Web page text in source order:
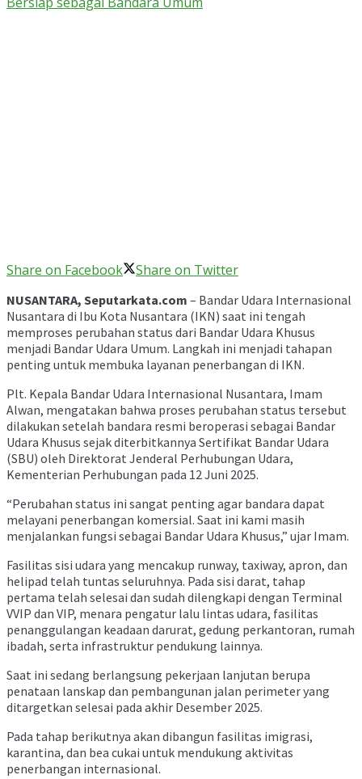
Share on Facebook Share on Twitter
NUSANTARA, Seputarkata.com – Bandar Udara Internasional
Nusantara di Ibu Kota Nusantara (IKN) saat ini tengah
memproses perubahan status dari Bandar Udara Khusus
menjadi Bandar Udara Umum. Langkah ini menjadi tahapan
penting untuk membuka layanan penerbangan di IKN.
Plt. Kepala Bandar Udara Internasional Nusantara, Imam
Alwan, mengatakan bahwa proses perubahan status tersebut
dilakukan setelah bandara resmi beroperasi sebagai Bandar
Udara Khusus sejak diterbitkannya Sertifikat Bandar Udara
(SBU) oleh Direktorat Jenderal Perhubungan Udara,
Kementerian Perhubungan pada 12 Juni 2025.
“Perubahan status ini sangat penting agar bandara dapat
melayani penerbangan komersial. Saat ini kami masih
menjalankan fungsi sebagai Bandar Udara Khusus,” ujar Imam.
Fasilitas sisi udara yang mencakup runway, taxiway, apron, dan
helipad telah tuntas seluruhnya. Pada sisi darat, tahap
pertama telah selesai dan sudah dilengkapi dengan Terminal
VVIP dan VIP, menara pengatur lalu lintas udara, fasilitas
penanggulangan keadaan darurat, gedung perkantoran, rumah
ibadah, serta infrastruktur pendukung lainnya.
Saat ini sedang berlangsung pekerjaan lanjutan berupa
penataan lanskap dan pembangunan jalan perimeter yang
ditargetkan selesai pada akhir Desember 2025.
Pada tahap berikutnya akan dibangun fasilitas imigrasi,
karantina, dan bea cukai untuk mendukung aktivitas
penerbangan internasional.